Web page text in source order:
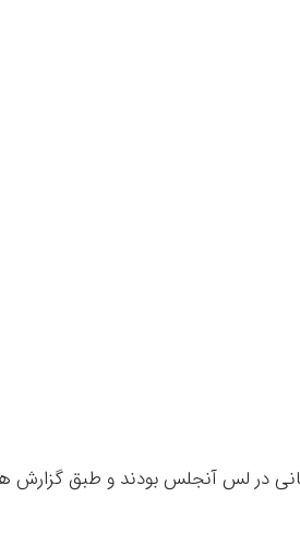
در لس آنجلس بودند و طبق گزارش